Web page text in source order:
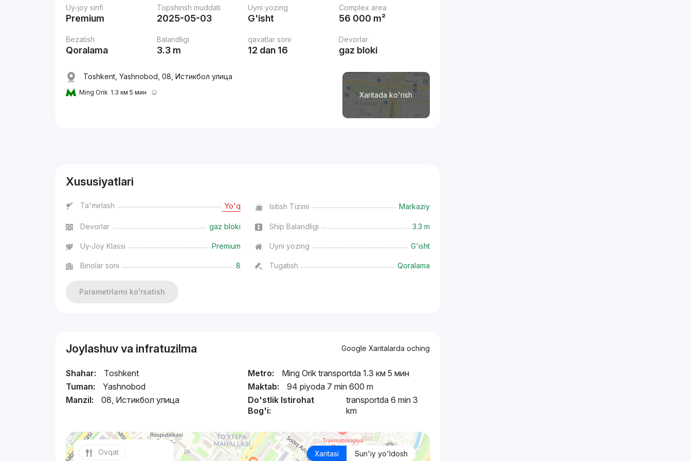
Uy-joy sinfi
Premium
Topshirish muddati
2025-05-03
Uyni yozing
G'isht
Complex area
56 000 m²
Bezatish
Qoralama
Balandligi
3.3 m
qavatlar soni
12 dan 16
Devorlar
gaz bloki
Xaritada ko'rish
Toshkent, Yashnobod, 08, Истикбол улица
Ming Orik 1.3 км 5 мин
Xususiyatlari
Ta'mirlash Yo'q Isitish Tizimi Markaziy
Devorlar gaz bloki Ship Balandligi 3.3 m
Uy-Joy Klassi Premium Uyni yozing G'isht
Binolar soni 8 Tugatish Qoralama
Parametrlarni ko'rsatish
Joylashuv va infratuzilma Google Xaritalarda oching
Shahar:
Toshkent
Tuman:
Yashnobod
Manzil:
08, Истикбол улица
Metro:
Ming Orik transportda 1.3 км 5 мин
Maktab:
94 piyoda 7 min 600 m
Do'stlik Istirohat
Bog'i:
transportda 6 min 3
km
Xaritasi Sun'iy yo'ldosh
Ovqat